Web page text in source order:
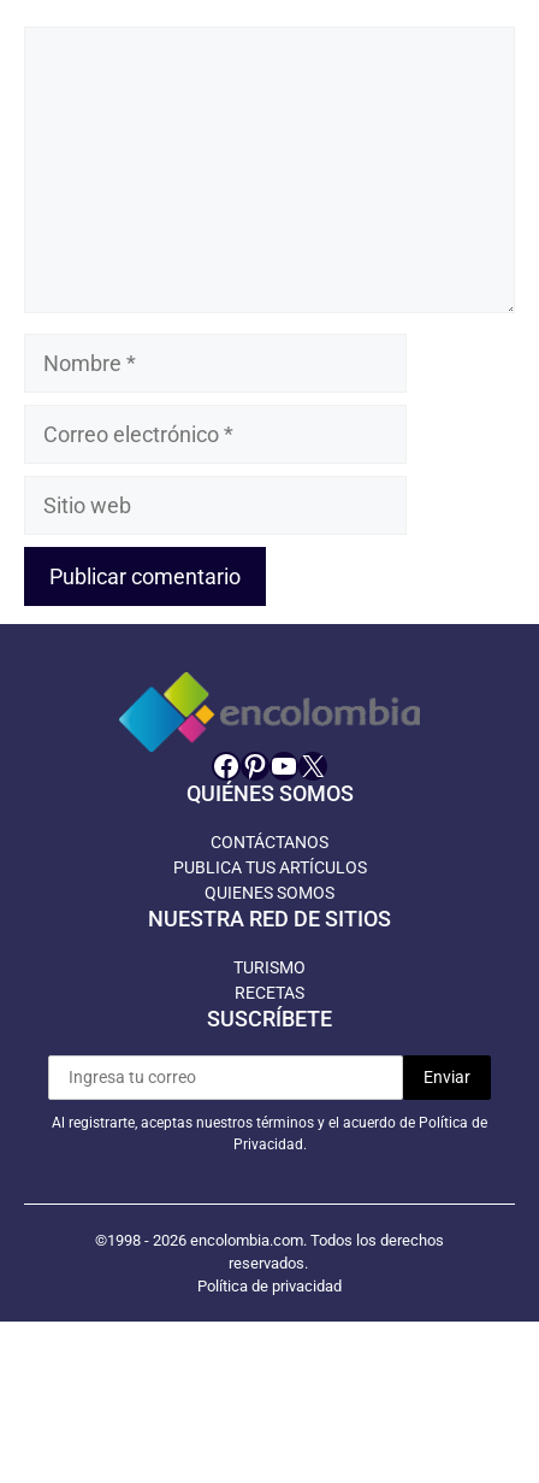
Nombre
Correo
Sitio
Facebook
Pinterest
YouTube
X
QUIÉNES SOMOS
CONTÁCTANOS
PUBLICA TUS ARTÍCULOS
QUIENES SOMOS
NUESTRA RED DE SITIOS
TURISMO
RECETAS
SUSCRÍBETE
Al registrarte, aceptas nuestros términos y el acuerdo de Política de
Privacidad.
©1998 - 2026 encolombia.com. Todos los derechos
reservados.
Política de privacidad